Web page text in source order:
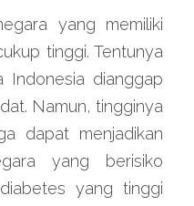
yang memiliki
tinggi. Tentunya
Indonesia dianggap
Namun, tingginya
dapat menjadikan
yang berisiko
yang tinggi